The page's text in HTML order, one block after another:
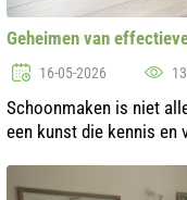
Geheimen van
16-05-2026
Schoonmaken is niet
een kunst die kennis en